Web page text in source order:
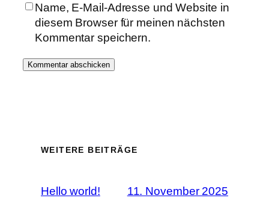
Name, E-Mail-Adresse und Website in
diesem Browser für meinen nächsten
Kommentar speichern.
WEITERE BEITRÄGE
Hello world! 11. November 2025